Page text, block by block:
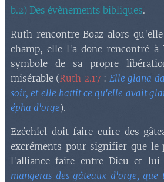
b.2) Des évènements bibliques.
Ruth rencontre Boaz alors
champ, elle l'a donc rencontré à
symbole de sa propre
misérable (Ruth 2.17 : Elle glana
soir, et elle battit ce qu'elle avait
épha d'orge).
Ezéchiel doit faire cuire des
excréments pour signifier que le
l'alliance faite entre Dieu et lui
mangeras des gâteaux d'orge,